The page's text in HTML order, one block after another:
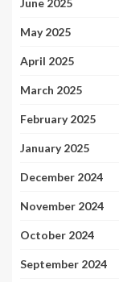
June 2025
May 2025
April 2025
March 2025
February 2025
January 2025
December 2024
November 2024
October 2024
September 2024